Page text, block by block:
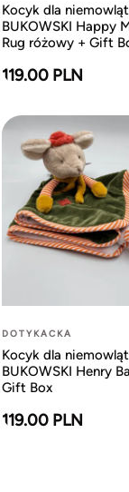
Kocyk dla niemowląt
BUKOWSKI Happy
Rug różowy + Gift
119.00 PLN
DOTYKACKA
Kocyk dla niemowląt
BUKOWSKI Henry
Gift Box
119.00 PLN